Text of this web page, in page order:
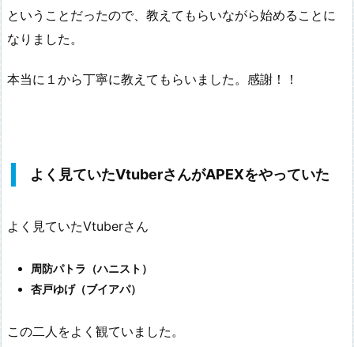
ということだったので、教えてもらいながら始めることに
なりました。
本当に１から丁寧に教えてもらいました。感謝！！
よく見ていたVtuberさんがAPEXをやっていた
よく見ていたVtuberさん
周防パトラ（ハニスト）
杏戸ゆげ（ブイアパ）
この二人をよく観ていました。